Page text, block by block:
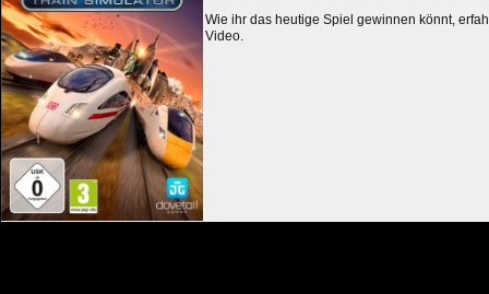
Wie ihr das heutige Spiel gewinnen könnt,
Video.